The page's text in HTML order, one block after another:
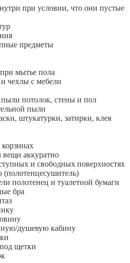
при условии, что они пустые
предметы
мытье пола
чехлы с мебели
пыли потолок, стены и пол
пыли
штукатурки, затирки, клея
вещи аккуратно
и свободных поверхностях
полотенец и туалетной бумаги
бра
душевую кабину
щетки